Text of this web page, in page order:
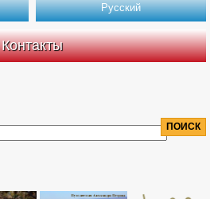
Русский
Контакты